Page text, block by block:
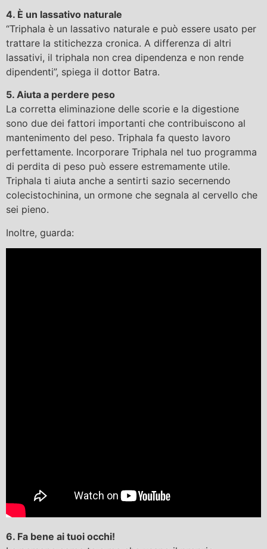
4. È un lassativo naturale
“Triphala è un lassativo naturale e può essere usato per
trattare la stitichezza cronica. A differenza di altri
lassativi, il triphala non crea dipendenza e non rende
dipendenti”, spiega il dottor Batra.
5. Aiuta a perdere peso
La corretta eliminazione delle scorie e la digestione
sono due dei fattori importanti che contribuiscono al
mantenimento del peso. Triphala fa questo lavoro
perfettamente. Incorporare Triphala nel tuo programma
di perdita di peso può essere estremamente utile.
Triphala ti aiuta anche a sentirti sazio secernendo
colecistochinina, un ormone che segnala al cervello che
sei pieno.
Inoltre, guarda:
6. Fa bene ai tuoi occhi!